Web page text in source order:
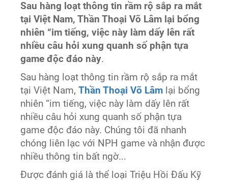
Sau hàng loạt thông tin rầm rộ sắp ra mắt
tại Việt Nam, Thần Thoại Võ Lâm lại bổng
nhiên “im tiếng, việc này làm dấy lên rất
nhiều câu hỏi xung quanh số phận tựa
game độc đáo này.
Sau hàng loạt thông tin rầm rộ sắp ra mắt
tại Việt Nam,Thần Thoại Võ Lâm lại bổng
nhiên “im tiếng, việc này làm dấy lên rất
nhiều câu hỏi xung quanh số phận tựa
game độc đáo này. Chúng tôi đã nhanh
chóng liên lạc với NPH game và nhận được
nhiều thông tin bất ngờ...
Được đánh giá là thể loại Triệu Hồi Đấu Kỹ